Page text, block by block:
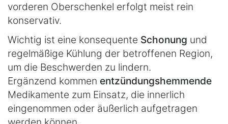
vorderen Oberschenkel erfolgt meist rein
konservativ.
Wichtig ist eine konsequente Schonung und
regelmäßige Kühlung der betroffenen Region,
um die Beschwerden zu lindern.
Ergänzend kommen entzündungshemmende
Medikamente zum Einsatz, die innerlich
eingenommen oder äußerlich aufgetragen